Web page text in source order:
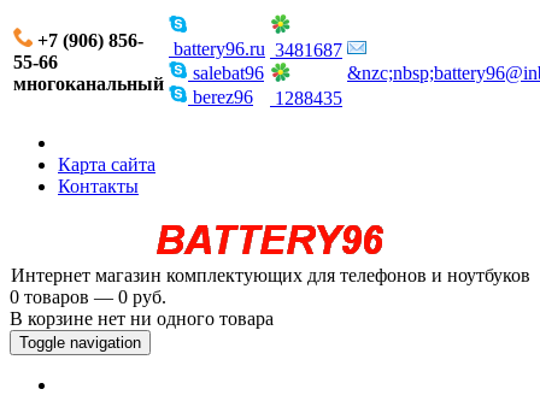
+7 (906) 856-
55-66
многоканальный
battery96.ru
salebat96
berez96
3481687
1288435
Карта сайта
Контакты
Интернет магазин комплектующих для телефонов и ноутбуков
0 товаров — 0 руб.
В корзине нет ни одного товара
Toggle navigation